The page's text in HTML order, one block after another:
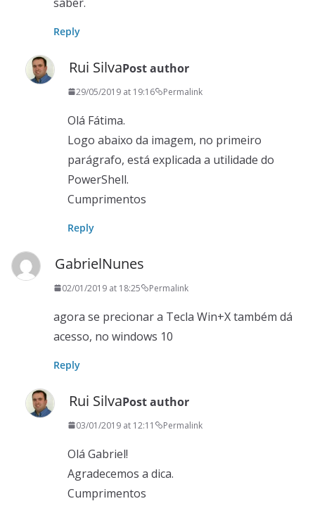
Reply
Rui SilvaPost author
29/05/2019 at 19:16 Permalink
Olá Fátima.
Logo abaixo da imagem, no primeiro
parágrafo, está explicada a utilidade do
PowerShell.
Cumprimentos
Reply
GabrielNunes
02/01/2019 at 18:25 Permalink
agora se precionar a Tecla Win+X também dá
acesso, no windows 10
Reply
Rui SilvaPost author
03/01/2019 at 12:11 Permalink
Olá Gabriel!
Agradecemos a dica.
Cumprimentos